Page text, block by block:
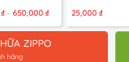
₫ – 650,000₫Khoảng
từ
75,000 ₫
đến
650,000 ₫
25,000 ₫
ZIPPO
hãng